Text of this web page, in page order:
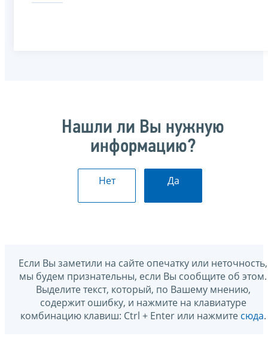
Нашли ли Вы нужную
информацию?
Нет Да
Если Вы заметили на сайте опечатку или неточность,
мы будем признательны, если Вы сообщите об этом.
Выделите текст, который, по Вашему мнению,
содержит ошибку, и нажмите на клавиатуре
комбинацию клавиш: Ctrl + Enter или нажмите сюда.